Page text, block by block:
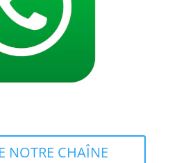
NOTRE CHAÎNE